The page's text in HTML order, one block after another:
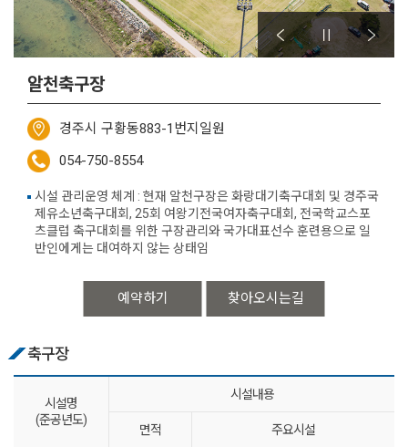
알천축구장
경주시 구황동883-1번지일원
054-750-8554
예약하기 찾아오시는길
시설 관리운영 체계 : 현재 알천구장은 화랑대기축구대회 및 경주국
제유소년축구대회, 25회 여왕기전국여자축구대회, 전국학교스포
츠클럽 축구대회를 위한 구장관리와 국가대표선수 훈련용으로 일
반인에게는 대여하지 않는 상태임
축구장
시설명
(준공년도)
시설내용
면적 주요시설